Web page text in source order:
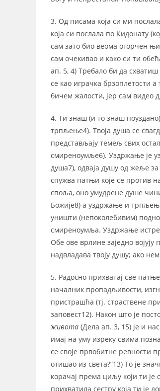
3. Од писама која си ми
која си послала по Кидонату
сам зато био веома огорчен
сам очекивао и како си ти
ап. 5, 4) Требало би да
се као играчка брзоплетости
бичем жалости, јер сам видео
4. Ти знаш (и то знаш
трпљење4). Твоја душа се
представљају темељ свих
смиреноумље6). Уздржање је
душа7), одваја душу од жеље
спужва патњи које се против
споља, оно умудрене душе
Божије8) а уздржање и
уништи (непоколебивим)
смиреноумља. Уздржање
Обе ове врлине заједно
надвладава твоју душу; ако
5. Радосно прихватај све
началник пропадљивости,
пристрашћа (тј. страствене
заповест12). Након што је
живота (Дела ап. 3, 15) је и
имај на уму изреку свима
се своје првобитне ревности
отишао из света?”13) То је
корачај према циљу који ти је
прихватила сестру која ти је